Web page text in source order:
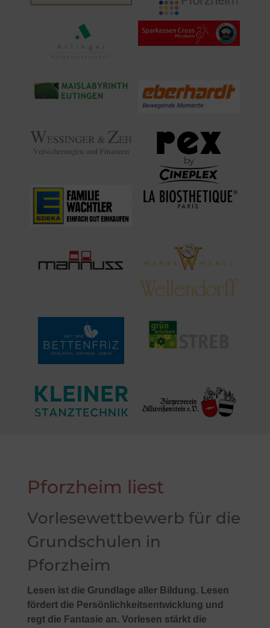
Pforzheim liest
Vorlesewettbewerb für die
Grundschulen in
Pforzheim
Lesen ist die Grundlage aller Bildung. Lesen
fördert die Persönlich­­keits­­ent­­wick­lung und
regt die Fantasie an. Vorlesen stärkt die